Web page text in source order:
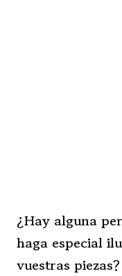
¿Hay alguna
haga especial
vuestras piezas?